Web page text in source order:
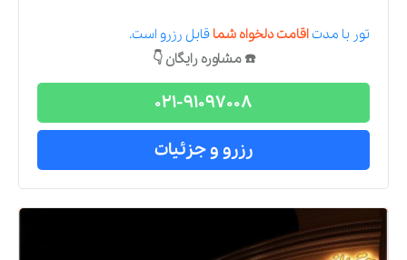
تور با مدتاقامت دلخواه شما قابل رزرو است.
☎️ مشاوره رایگان 👇
021-91097008
رزرو و جزئیات